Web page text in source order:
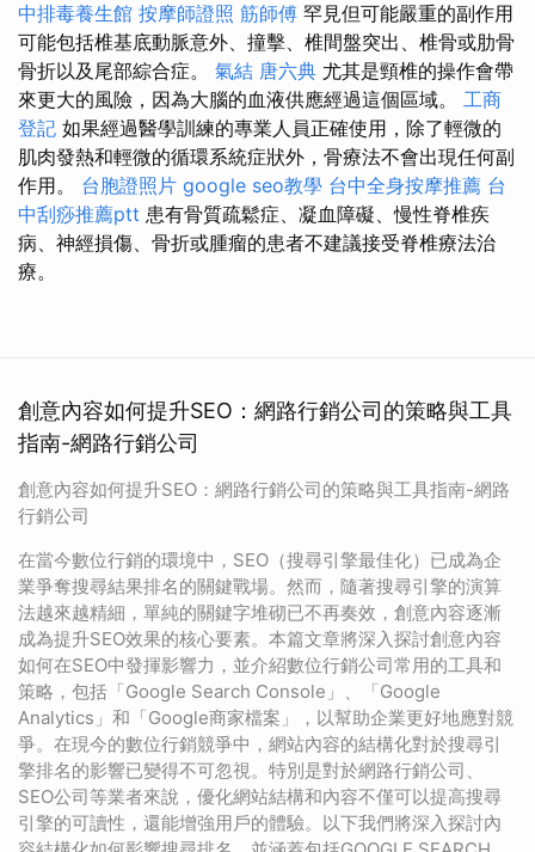
中排毒養生館 按摩師證照 筋師傅 罕見但可能嚴重的副作用
可能包括椎基底動脈意外、撞擊、椎間盤突出、椎骨或肋骨
骨折以及尾部綜合症。 氣結 唐六典 尤其是頸椎的操作會帶
來更大的風險，因為大腦的血液供應經過這個區域。 工商
登記 如果經過醫學訓練的專業人員正確使用，除了輕微的
肌肉發熱和輕微的循環系統症狀外，骨療法不會出現任何副
作用。 台胞證照片 google seo教學 台中全身按摩推薦 台
中刮痧推薦ptt 患有骨質疏鬆症、凝血障礙、慢性脊椎疾
病、神經損傷、骨折或腫瘤的患者不建議接受脊椎療法治
療。
創意內容如何提升SEO：網路行銷公司的策略與工具
指南-網路行銷公司
創意內容如何提升SEO：網路行銷公司的策略與工具指南-網路
行銷公司
在當今數位行銷的環境中，SEO（搜尋引擎最佳化）已成為企
業爭奪搜尋結果排名的關鍵戰場。然而，隨著搜尋引擎的演算
法越來越精細，單純的關鍵字堆砌已不再奏效，創意內容逐漸
成為提升SEO效果的核心要素。本篇文章將深入探討創意內容
如何在SEO中發揮影響力，並介紹數位行銷公司常用的工具和
策略，包括「Google Search Console」、「Google
Analytics」和「Google商家檔案」，以幫助企業更好地應對競
爭。在現今的數位行銷競爭中，網站內容的結構化對於搜尋引
擎排名的影響已變得不可忽視。特別是對於網路行銷公司、
SEO公司等業者來說，優化網站結構和內容不僅可以提高搜尋
引擎的可讀性，還能增強用戶的體驗。以下我們將深入探討內